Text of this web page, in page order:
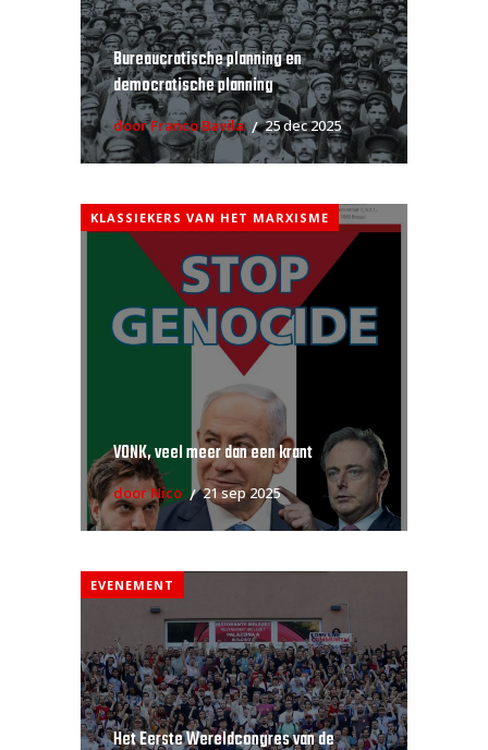
Bureaucratische planning en
democratische planning
door Franco Bavila 25 dec 2025
KLASSIEKERS VAN HET MARXISME
VONK, veel meer dan een krant
door Nico 21 sep 2025
EVENEMENT
Het Eerste Wereldcongres van de